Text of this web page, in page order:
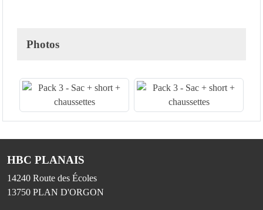
Photos
HBC PLANAIS
14240 Route des Écoles
13750 PLAN D'ORGON